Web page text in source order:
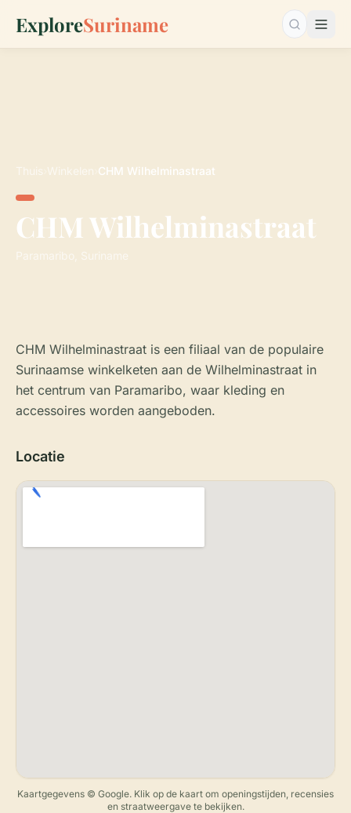
ExploreSuriname Zoeken…
Thuis Winkelen CHM Wilhelminastraat
CHM Wilhelminastraat
Paramaribo, Suriname
CHM Wilhelminastraat is een filiaal van de populaire
Surinaamse winkelketen aan de Wilhelminastraat in
het centrum van Paramaribo, waar kleding en
accessoires worden aangeboden.
Locatie
Kaartgegevens © Google. Klik op de kaart om openingstijden, recensies
en straatweergave te bekijken.